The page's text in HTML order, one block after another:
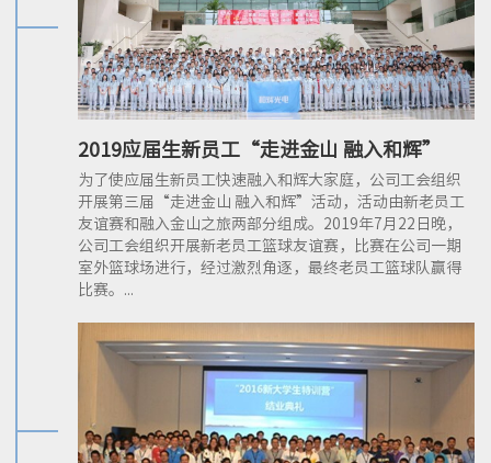
2019应届生新员工“走进金山 融入和辉”
为了使应届生新员工快速融入和辉大家庭，公司工会组织
开展第三届“走进金山 融入和辉”活动，活动由新老员工
友谊赛和融入金山之旅两部分组成。2019年7月22日晚，
公司工会组织开展新老员工篮球友谊赛，比赛在公司一期
室外篮球场进行，经过激烈角逐，最终老员工篮球队赢得
比赛。...